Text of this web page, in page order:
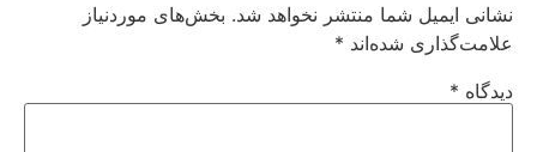
نشانی ایمیل شما منتشر نخواهد شد. بخش‌های موردنیاز
علامت‌گذاری شده‌اند *
دیدگاه *